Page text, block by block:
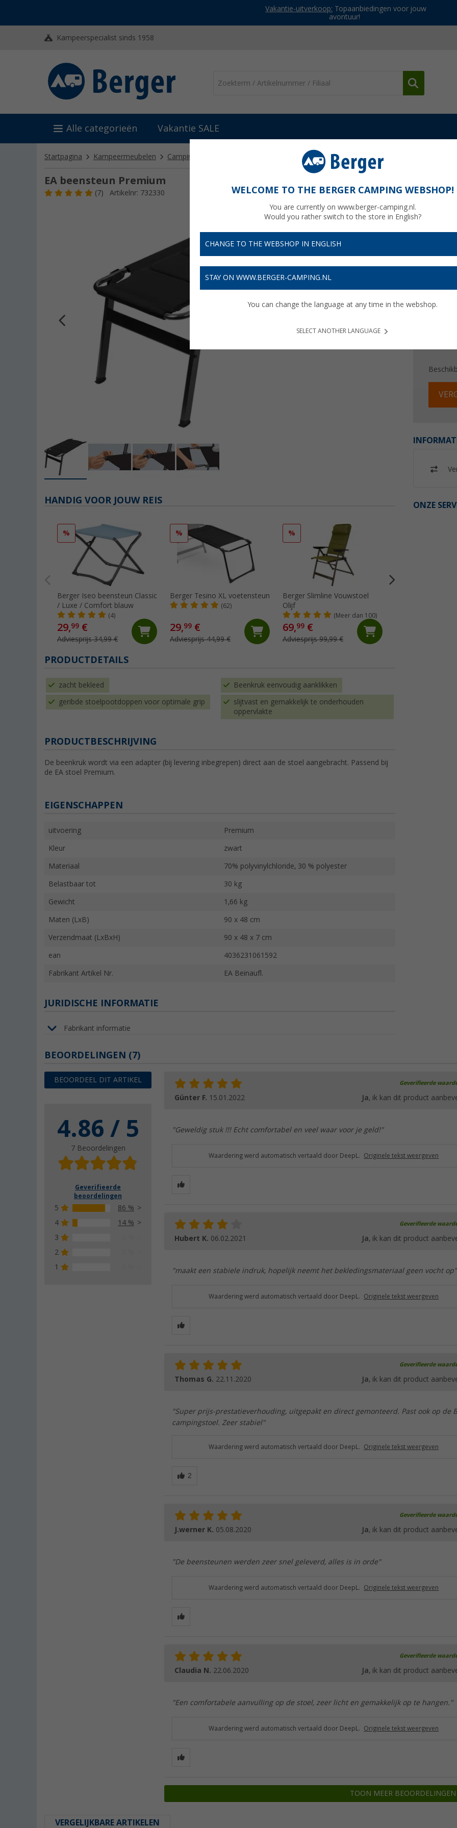
Vakantie-uitverkoop: Topaanbiedingen voor jouw
avontuur!
Kampeerspecialist sinds 1958
Alle categorieën Vakantie SALE
Startpagina Kampeermeubelen Campingstoelen EA beensteun Premium
EA beensteun Premium
(7) Artikelnr: 732330
€
Prijzen
ONZE
HANDIG VOOR JOUW REIS
%
Berger Iseo beensteun Classic
/ Luxe / Comfort blauw
(4)
29,99 €
Adviesprijs 34,99 €
%
Berger Tesino XL voetensteun
(62)
29,99 €
Adviesprijs 44,99 €
%
Berger Slimline Vouwstoel
Olijf
(Meer dan 100)
69,99 €
Adviesprijs 99,99 €
PRODUCTDETAILS
zacht bekleed Beenkruk eenvoudig aanklikken
geribde stoelpootdoppen voor optimale grip
slijtvast en gemakkelijk te onderhouden
oppervlakte
PRODUCTBESCHRIJVING
De beenkruk wordt via een adapter (bij levering inbegrepen) direct aan de stoel aangebracht. Passend bij
de EA stoel Premium.
EIGENSCHAPPEN
uitvoering Premium
Kleur zwart
Materiaal 70% polyvinylchloride, 30 % polyester
Belastbaar tot 30 kg
Gewicht 1,66 kg
Maten (LxB) 90 x 48 cm
Verzendmaat (LxBxH) 90 x 48 x 7 cm
ean 4036231061592
Fabrikant Artikel Nr. EA Beinaufl.
JURIDISCHE INFORMATIE
Fabrikant informatie
BEOORDELINGEN (7)
BEOORDEEL DIT ARTIKEL
4.86 / 5
7 Beoordelingen
Geverifieerde
beoordelingen
5
86 %
4
14 %
3
2
1
Geverifieerde
Günter F. 15.01.2022 Ja, ik kan dit product
"Geweldig stuk !!! Echt comfortabel en veel waar voor je geld!"
Waardering werd automatisch vertaald door DeepL. Originele tekst weergeven
Geverifieerde
Hubert K. 06.02.2021 Ja, ik kan dit product
"maakt een stabiele indruk, hopelijk neemt het bekledingsmateriaal geen vocht op"
Waardering werd automatisch vertaald door DeepL. Originele tekst weergeven
Geverifieerde
Thomas G. 22.11.2020 Ja, ik kan dit product
"Super prijs-prestatieverhouding, uitgepakt en direct gemonteerd. Past ook op de
campingstoel. Zeer stabiel"
Waardering werd automatisch vertaald door DeepL. Originele tekst weergeven
Geverifieerde
J.werner K. 05.08.2020 Ja, ik kan dit product
"De beensteunen werden zeer snel geleverd, alles is in orde"
Waardering werd automatisch vertaald door DeepL. Originele tekst weergeven
Geverifieerde
Claudia N. 22.06.2020 Ja, ik kan dit product
"Een comfortabele aanvulling op de stoel, zeer licht en gemakkelijk op te hangen."
Waardering werd automatisch vertaald door DeepL. Originele tekst weergeven
TOON MEER BEOORDELINGEN
VERGELIJKBARE ARTIKELEN
WELCOME TO THE BERGER CAMPING WEBSHOP!
You are currently on www.berger-camping.nl.
Would you rather switch to the store in English?
CHANGE TO THE WEBSHOP IN ENGLISH
STAY ON WWW.BERGER-CAMPING.NL
You can change the language at any time in the webshop.
SELECT ANOTHER LANGUAGE